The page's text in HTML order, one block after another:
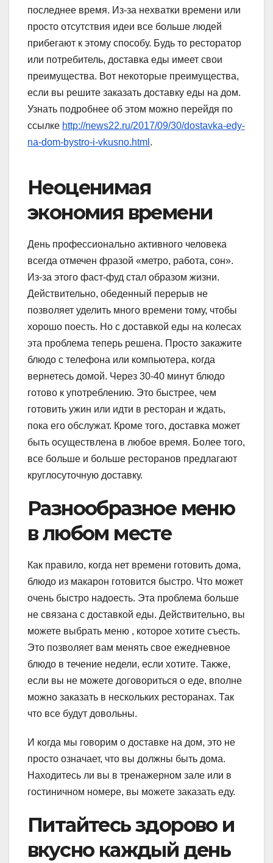
последнее время. Из-за нехватки времени или
просто отсутствия идеи все больше людей
прибегают к этому способу. Будь то ресторатор
или потребитель, доставка еды имеет свои
преимущества. Вот некоторые преимущества,
если вы решите заказать доставку еды на дом.
Узнать подробнее об этом можно перейдя по
ссылке http://news22.ru/2017/09/30/dostavka-edy-
na-dom-bystro-i-vkusno.html .
Неоценимая
экономия времени
День профессионально активного человека
всегда отмечен фразой «метро, ​​работа, сон».
Из-за этого фаст-фуд стал образом жизни.
Действительно, обеденный перерыв не
позволяет уделить много времени тому, чтобы
хорошо поесть. Но с доставкой еды на колесах
эта проблема теперь решена. Просто закажите
блюдо с телефона или компьютера, когда
вернетесь домой. Через 30-40 минут блюдо
готово к употреблению. Это быстрее, чем
готовить ужин или идти в ресторан и ждать,
пока его обслужат. Кроме того, доставка может
быть осуществлена ​​в любое время. Более того,
все больше и больше ресторанов предлагают
круглосуточную доставку.
Разнообразное меню
в любом месте
Как правило, когда нет времени готовить дома,
блюдо из макарон готовится быстро. Что может
очень быстро надоесть. Эта проблема больше
не связана с доставкой еды. Действительно, вы
можете выбрать меню , которое хотите съесть.
Это позволяет вам менять свое ежедневное
блюдо в течение недели, если хотите. Также,
если вы не можете договориться о еде, вполне
можно заказать в нескольких ресторанах. Так
что все будут довольны.
И когда мы говорим о доставке на дом, это не
просто означает, что вы должны быть дома.
Находитесь ли вы в тренажерном зале или в
гостиничном номере, вы можете заказать еду.
Питайтесь здорово и
вкусно каждый день